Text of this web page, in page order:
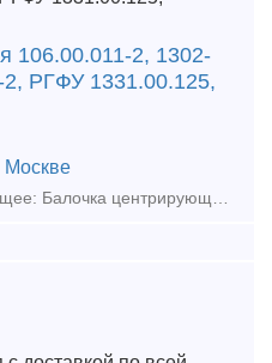
106.00.011-2, 1302-
РГФУ 1331.00.125,
Москве
Компания реализует следующее: Балочка центрирующая 106.00.011-2, 1302-06.02.09, АТ.67272.011-2, РГФУ 1331.00.125, 1835.00.066 Валик подъемника 106.01.017-0 Кольцо буксовое 35063-Н